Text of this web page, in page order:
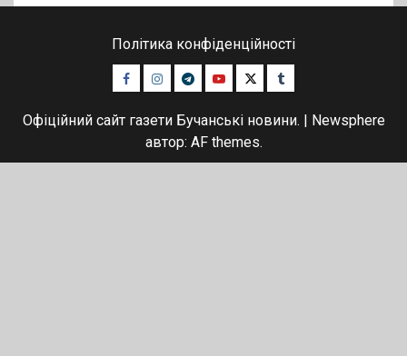
Політика конфіденційності
Facebook
Instagram
TelegramYoutubeTwitterTumblr
Офіційний сайт газети Бучанські новини. | Newsphere
автор: AF themes.